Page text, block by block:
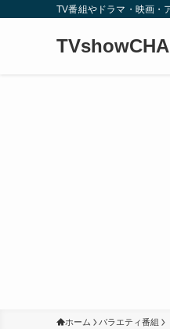
TV番組やドラマ・映画・
ホーム バラエティ番組